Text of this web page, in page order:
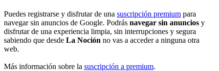
Puedes registrarse y disfrutar de una suscripción premium para
navegar sin anuncios de Google. Podrás navegar sin anuncios y
disfrutar de una experiencia limpia, sin interrupciones y segura
sabiendo que desde La Noción no vas a acceder a ninguna otra
web.
Más información sobre la suscripción a premium.